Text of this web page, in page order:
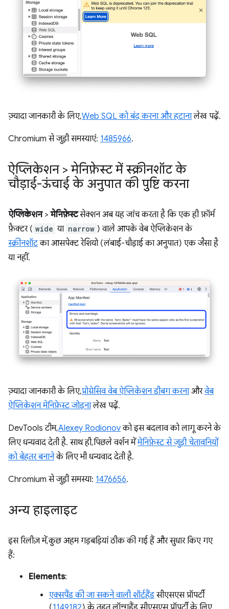
ज़्यादा जानकारी के लिए,Web SQL को बंद करना और हटानालेख पढ़ें.
Chromium से जुड़ी समस्याएं: 1485966.
ऐप्लिकेशन > मेनिफ़ेस्ट में स्क्रीनशॉट के
चौड़ाई-ऊंचाई के अनुपात की पुष्टि करना
ऐप्लिकेशन>मेनिफ़ेस्टसेक्शन अब यह जांच करता है कि एक ही फ़ॉर्म
फ़ैक्टर ( wide या narrow ) वाले आपके वेब ऐप्लिकेशन के
स्क्रीनशॉटका आसपेक्ट रेशियो (लंबाई-चौड़ाई का अनुपात) एक जैसा है
या नहीं.
ज़्यादा जानकारी के लिए,प्रोग्रेसिव वेब ऐप्लिकेशन डीबग करनाऔरवेब
ऐप्लिकेशन मेनिफ़ेस्ट जोड़नालेख पढ़ें.
DevTools टीम,Alexey Rodionovको इस बदलाव को लागू करने के
लिए धन्यवाद देती है. साथ ही, पिछले वर्शन मेंमेनिफ़ेस्ट से जुड़ी चेतावनियों
को बेहतर बनानेके लिए भी धन्यवाद देती है.
Chromium से जुड़ी समस्या: 1476656.
अन्य हाइलाइट
इस रिलीज़ में, कुछ अहम गड़बड़ियां ठीक की गई हैं और सुधार किए गए
हैं:
Elements:
एक्सपैंड की जा सकने वाली शॉर्टहैंडसीएसएस प्रॉपर्टी